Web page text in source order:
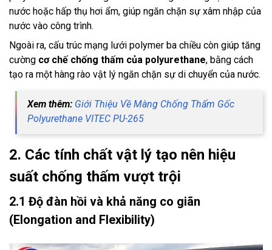
nước hoặc hấp thụ hơi ẩm, giúp ngăn chặn sự xâm nhập của
nước vào công trình.
Ngoài ra, cấu trúc mạng lưới polymer ba chiều còn giúp tăng
cường cơ chế chống thấm của polyurethane, bằng cách
tạo ra một hàng rào vật lý ngăn chặn sự di chuyển của nước.
Xem thêm: Giới Thiệu Về Màng Chống Thấm Gốc
Polyurethane VITEC PU-265
2. Các tính chất vật lý tạo nên hiệu
suất chống thấm vượt trội
2.1 Độ đàn hồi và khả năng co giãn
(Elongation and Flexibility)